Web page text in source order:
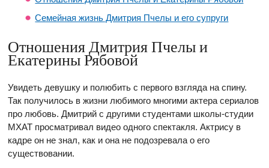
Семейная жизнь Дмитрия Пчелы и его супруги
Отношения Дмитрия Пчелы и
Екатерины Рябовой
Увидеть девушку и полюбить с первого взгляда на спину.
Так получилось в жизни любимого многими актера сериалов
про любовь. Дмитрий с другими студентами школы-студии
МХАТ просматривал видео одного спектакля. Актрису в
кадре он не знал, как и она не подозревала о его
существовании.